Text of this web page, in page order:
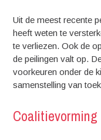
Uit de meest recente
heeft weten te
te verliezen. Ook de
de peilingen valt op.
voorkeuren onder de
samenstelling van
Coalitievorming